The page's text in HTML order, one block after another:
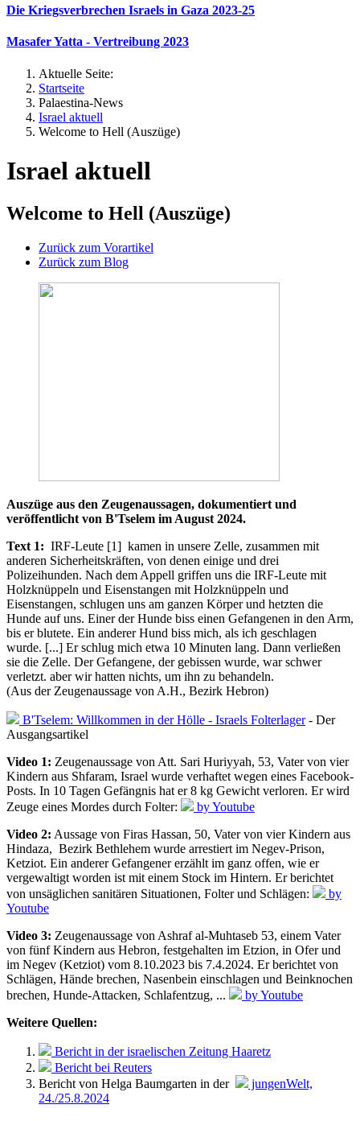
Die Kriegsverbrechen Israels in Gaza 2023-25
Masafer Yatta - Vertreibung 2023
Aktuelle Seite:
Startseite
Palaestina-News
Israel aktuell
Welcome to Hell (Auszüge)
Israel aktuell
Welcome to Hell (Auszüge)
Zurück zum Vorartikel
Zurück zum Blog
Auszüge aus den Zeugenaussagen, dokumentiert und
veröffentlicht von B'Tselem im August 2024.
Text 1: IRF-Leute [1] kamen in unsere Zelle, zusammen mit
anderen Sicherheitskräften, von denen einige und drei
Polizeihunden. Nach dem Appell griffen uns die IRF-Leute mit
Holzknüppeln und Eisenstangen mit Holzknüppeln und
Eisenstangen, schlugen uns am ganzen Körper und hetzten die
Hunde auf uns. Einer der Hunde biss einen Gefangenen in den Arm,
bis er blutete. Ein anderer Hund biss mich, als ich geschlagen
wurde. [...] Er schlug mich etwa 10 Minuten lang. Dann verließen
sie die Zelle. Der Gefangene, der gebissen wurde, war schwer
verletzt. aber wir hatten nichts, um ihn zu behandeln.
(Aus der Zeugenaussage von A.H., Bezirk Hebron)
B'Tselem: Willkommen in der Hölle - Israels Folterlager- Der
Ausgangsartikel
Video 1: Zeugenaussage von Att. Sari Huriyyah, 53, Vater von vier
Kindern aus Shfaram, Israel wurde verhaftet wegen eines Facebook-
Posts. In 10 Tagen Gefängnis hat er 8 kg Gewicht verloren. Er wird
Zeuge eines Mordes durch Folter:
by Youtube
Video 2: Aussage von Firas Hassan, 50, Vater von vier Kindern aus
Hindaza, Bezirk Bethlehem wurde arrestiert im Negev-Prison,
Ketziot. Ein anderer Gefangener erzählt im ganz offen, wie er
vergewaltigt worden ist mit einem Stock im Hintern. Er berichtet
von unsäglichen sanitären Situationen, Folter und Schlägen:
by
Youtube
Video 3: Zeugenaussage von Ashraf al-Muhtaseb 53, einem Vater
von fünf Kindern aus Hebron, festgehalten im Etzion, in Ofer und
im Negev (Ketziot) vom 8.10.2023 bis 7.4.2024. Er berichtet von
Schlägen, Hände brechen, Nasenbein einschlagen und Beinknochen
brechen, Hunde-Attacken, Schlafentzug, ...
by Youtube
Weitere Quellen:
Bericht in der israelischen Zeitung Haaretz
Bericht bei Reuters
Bericht von Helga Baumgarten in der
jungenWelt,
24./25.8.2024